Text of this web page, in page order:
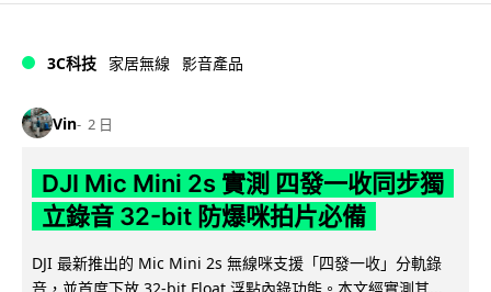
3C科技 家居無線 影音產品
Vin 2 日
DJI Mic Mini 2s 實測 四發一收同步獨
立錄音 32-bit 防爆咪拍片必備
DJI 最新推出的 Mic Mini 2s 無線咪支援「四發一收」分軌錄